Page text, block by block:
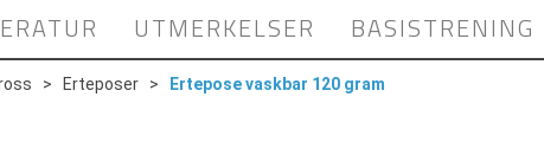
UTMERKELSER BASISTRENING
> Erteposer > Ertepose vaskbar 120 gram